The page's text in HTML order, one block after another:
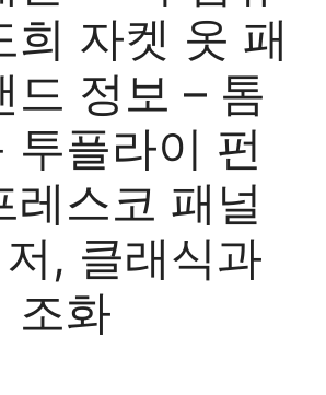
희 자켓 옷 패
드 정보 – 톰
투플라이 펀
레스코 패널
, 클래식과
조화